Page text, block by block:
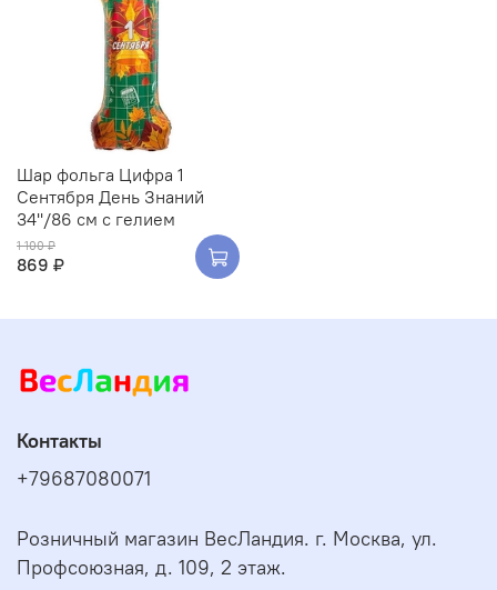
Шар фольга Цифра 1
Сентября День Знаний
34''/86 см с гелием
1 100 ₽
869 ₽
Контакты
+79687080071
Розничный магазин ВесЛандия. г. Москва, ул.
Профсоюзная, д. 109, 2 этаж.